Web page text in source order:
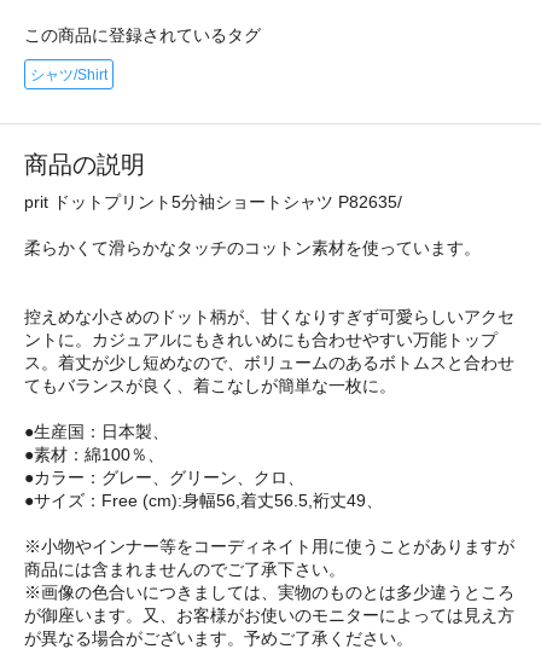
この商品に登録されているタグ
シャツ/Shirt
商品の説明
prit ドットプリント5分袖ショートシャツ P82635/
柔らかくて滑らかなタッチのコットン素材を使っています。
控えめな小さめのドット柄が、甘くなりすぎず可愛らしいアクセ
ントに。カジュアルにもきれいめにも合わせやすい万能トップ
ス。着丈が少し短めなので、ボリュームのあるボトムスと合わせ
てもバランスが良く、着こなしが簡単な一枚に。
●生産国：日本製、
●素材：綿100％、
●カラー：グレー、グリーン、クロ、
●サイズ：Free (cm):身幅56,着丈56.5,裄丈49、
※小物やインナー等をコーディネイト用に使うことがありますが
商品には含まれませんのでご了承下さい。
※画像の色合いにつきましては、実物のものとは多少違うところ
が御座います。又、お客様がお使いのモニターによっては見え方
が異なる場合がございます。予めご了承ください。